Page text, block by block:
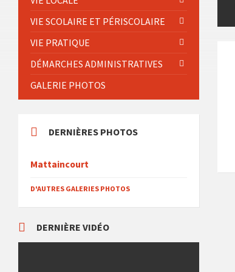
VIE SCOLAIRE ET PÉRISCOLAIRE
VIE PRATIQUE
DÉMARCHES ADMINISTRATIVES
GALERIE PHOTOS
DERNIÈRES PHOTOS
Mattaincourt
D'AUTRES GALERIES PHOTOS
DERNIÈRE VIDÉO